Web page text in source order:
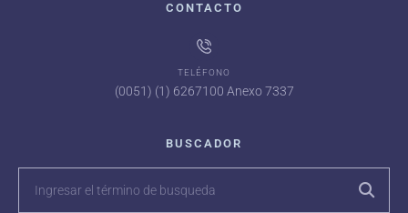
CONTACTO
TELÉFONO
(0051) (1) 6267100 Anexo 7337
BUSCADOR